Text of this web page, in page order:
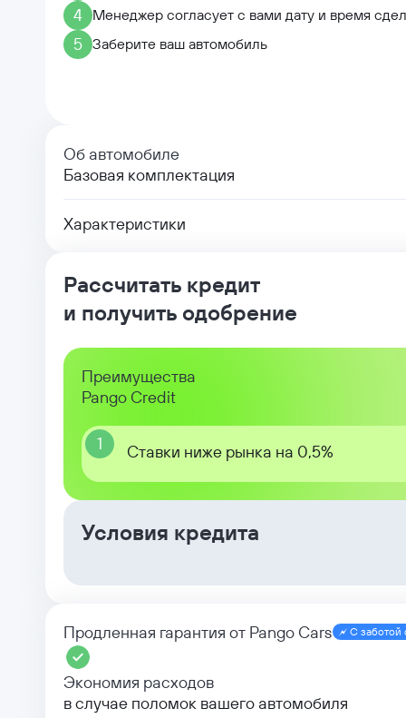
4 Менеджер согласует с вами дату и время
5 Заберите ваш автомобиль
Об автомобиле
Базовая комплектация
Характеристики
Рассчитать кредит
и получить одобрение
Преимущества
Pango Credit
1 Ставки ниже рынка на 0,5%
Условия кредита
Продленная гарантия от Pango Cars С заботой
Экономия расходов
в случае поломок вашего автомобиля